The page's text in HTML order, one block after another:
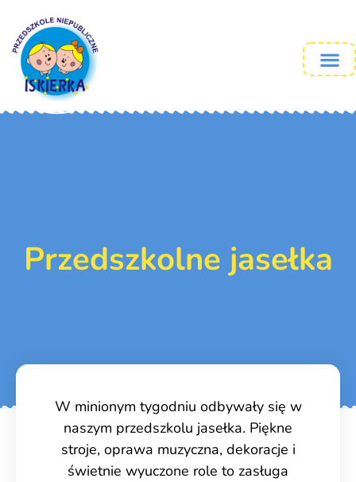
Przedszkolne jasełka
W minionym tygodniu odbywały się w
naszym przedszkolu jasełka. Piękne
stroje, oprawa muzyczna, dekoracje i
świetnie wyuczone role to zasługa